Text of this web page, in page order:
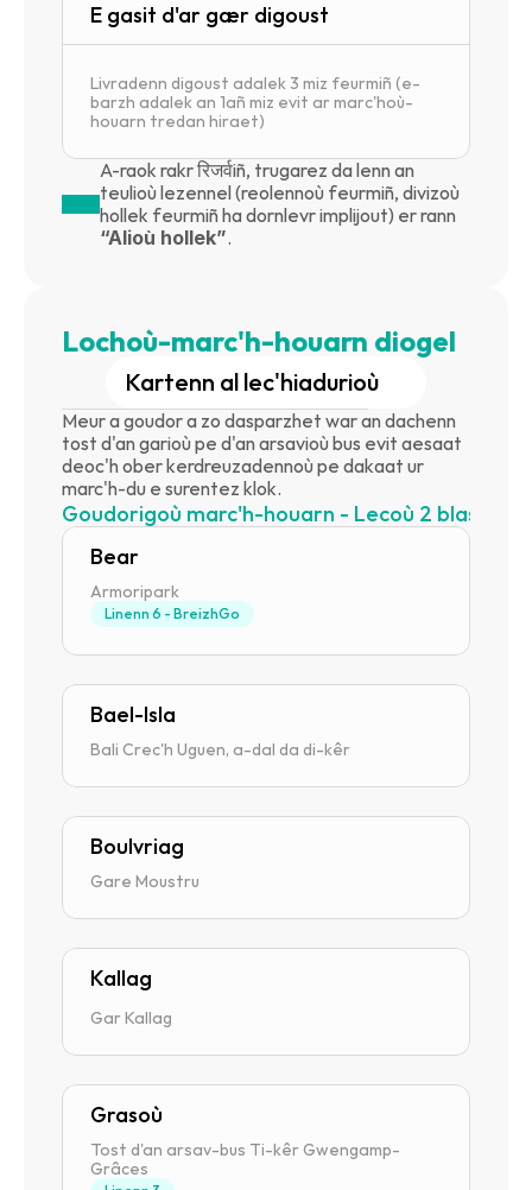
E gasit d'ar gær digoust
Livradenn digoust adalek 3 miz feurmiñ (e-
barzh adalek an 1añ miz evit ar marc'hoù-
houarn tredan hiraet)
A-raok rakr रिजर्वiñ, trugarez da lenn an
teulioù lezennel (reolennoù feurmiñ, divizoù
“Alioù hollek”.
Lochoù-marc'h-houarn diogel
Kartenn al lec'hiadurioù
Meur a goudor a zo dasparzhet war an dachenn
tost d'an garioù pe d'an arsavioù bus evit aesaat
deoc'h ober kerdreuzadennoù pe dakaat ur
marc'h-du e surentez klok.
Goudorigoù marc'h-houarn - Lecoù 2 blas
Bear
Armoripark
Linenn 6 - BreizhGo
Bael-Isla
Bali Crec'h Uguen, a-dal da di-kêr
Boulvriag
Gare Moustru
Kallag
Gar Kallag
Grasoù
Tost d'an arsav-bus Ti-kêr Gwengamp-
Grâces